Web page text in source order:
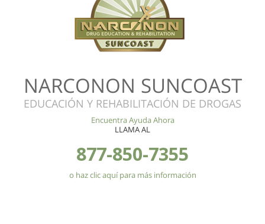
NARCONON SUNCOAST
EDUCACIÓN Y REHABILITACIÓN DE DROGAS
Encuentra Ayuda Ahora
LLAMA AL
877-850-7355
o haz clic aquí para más información